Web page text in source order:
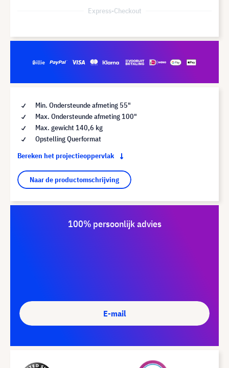
Express-Checkout
Min. Ondersteunde afmeting 55"
Max. Ondersteunde afmeting 100"
Max. gewicht 140,6 kg
Opstelling Querformat
Bereken het projectieoppervlak
Naar de productomschrijving
100% persoonlijk advies
E-mail